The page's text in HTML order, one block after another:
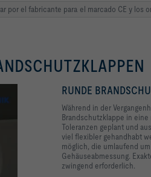
el fabricante para el marcado CE y los
RUNDE
Während in der
Brandschutzklappe in
Toleranzen geplant und
viel flexibler gehandhabt
möglich, die umlaufend
Gehäuseabmessung.
zwingend erforderlich.